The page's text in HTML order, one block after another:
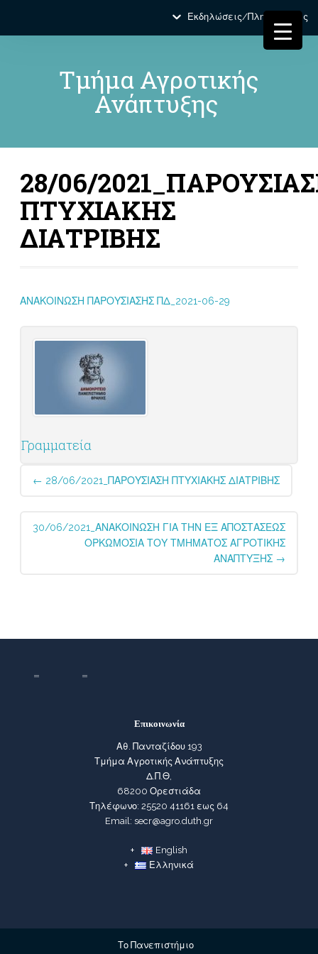
Εκδηλώσεις/Πληροφορίες
Τμήμα Αγροτικής
Ανάπτυξης
28/06/
ΠΤΥΧΙΑΚΗΣ
ΔΙΑΤΡΙΒΗΣ
ΑΝΑΚΟΙΝΩΣΗ ΠΑΡΟΥΣΙΑΣΗΣ ΠΔ_2021-06-29
Γραμματεία
Post
navigation
← 28/06/2021_ΠΑΡΟΥΣΙΑΣΗ ΠΤΥΧΙΑΚΗΣ ΔΙΑΤΡΙΒΗΣ
30/06/2021_ΑΝΑΚΟΙΝΩΣΗ ΓΙΑ ΤΗΝ ΕΞ ΑΠΟΣΤΑΣΕΩΣ
ΟΡΚΩΜΟΣΙΑ ΤΟΥ ΤΜΗΜΑΤΟΣ ΑΓΡΟΤΙΚΗΣ
ΑΝΑΠΤΥΞΗΣ →
Επικοινωνία
Αθ. Πανταζίδου 193
Τμήμα Αγροτικής Ανάπτυξης
Δ.Π.Θ,
68200 Ορεστιάδα
Τηλέφωνο: 25520 41161 εως 64
Email: secr@agro.duth.gr
English
Ελληνικά
Το Πανεπιστήμιο